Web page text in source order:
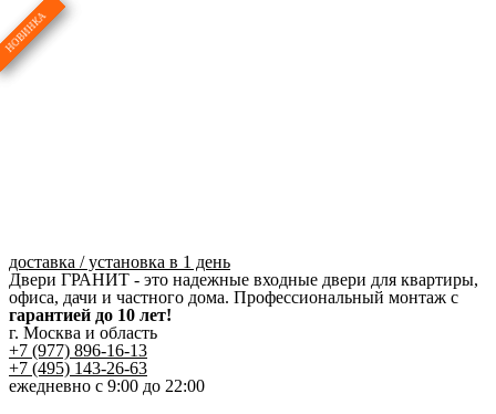
Перейти
к
содержимому
доставка / установка в 1 день
Двери ГРАНИТ - это надежные входные двери для квартиры,
офиса, дачи и частного дома. Профессиональный монтаж с
гарантией до 10 лет!
г. Москва и область
+7 (977) 896-16-13
+7 (495) 143-26-63
ежедневно с 9:00 до 22:00